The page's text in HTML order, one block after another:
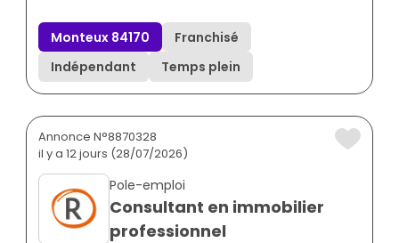
Monteux 84170
Franchisé
Indépendant
Temps plein
Annonce N°8870328
il y a 12 jours (28/07/2026)
Pole-emploi
Consultant en immobilier
professionnel